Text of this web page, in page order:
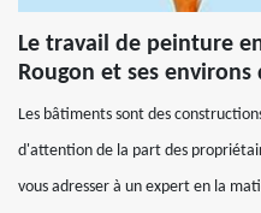
Le travail de peinture
Rougon et ses environs
Les bâtiments sont des
d'attention de la part des
vous adresser à un expert en la